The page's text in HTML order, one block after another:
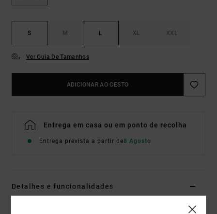
S M L XL XXL
Ver Guia De Tamanhos
ADICIONAR AO CESTO
Entrega em casa ou em ponto de recolha
Entrega prevista a partir de8 Agosto
Detalhes e funcionalidades